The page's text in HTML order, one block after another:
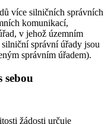
více silničních správních
komunikací,
v jehož územním
správní úřady jsou
správním úřadem).
sebou
žádosti určuje